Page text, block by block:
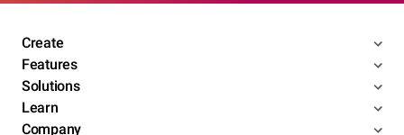
Create
Features
Solutions
Learn
Company